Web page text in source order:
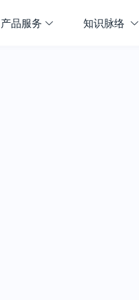
产品服务 知识脉络